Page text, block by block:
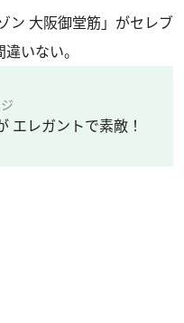
ン 大阪御堂筋」がセレブ
いない。
エレガントで素敵！